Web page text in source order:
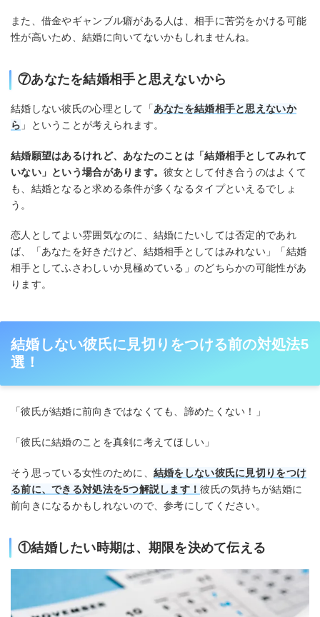
また、借金やギャンブル癖がある人は、相手に苦労をかける可能
性が高いため、結婚に向いてないかもしれませんね。
⑦あなたを結婚相手と思えないから
結婚しない彼氏の心理として「あなたを結婚相手と思えないか
ら 」ということが考えられます。
結婚願望はあるけれど、あなたのことは「結婚相手としてみれて
いない」という場合があります。彼女として付き合うのはよくて
も、結婚となると求める条件が多くなるタイプといえるでしょ
う。
恋人としてよい雰囲気なのに、結婚にたいしては否定的であれ
ば、「あなたを好きだけど、結婚相手としてはみれない」「結婚
相手としてふさわしいか見極めている」のどちらかの可能性があ
ります。
結婚しない彼氏に見切りをつける前の対処法5
選！
「彼氏が結婚に前向きではなくても、諦めたくない！」
「彼氏に結婚のことを真剣に考えてほしい」
そう思っている女性のために、 結婚をしない彼氏に見切りをつけ
る前に、できる対処法を5つ解説します！彼氏の気持ちが結婚に
前向きになるかもしれないので、参考にしてください。
①結婚したい時期は、期限を決めて伝える